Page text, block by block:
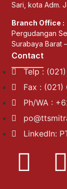
Sari, kota Adm.
Branch Office :
Pergudangan
Surabaya Barat
Contact
Telp :
Fax :
Ph/WA :
LinkedIn: